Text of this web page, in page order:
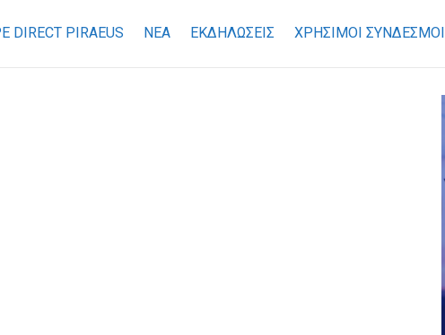
DIRECT PIRAEUS ΝΕΑ ΕΚΔΗΛΩΣΕΙΣ ΧΡΉΣΙΜΟΙ ΣΎΝΔΕΣΜΟΙ